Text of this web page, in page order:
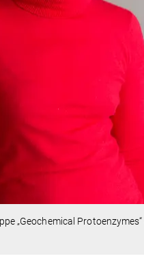
„Geochemical